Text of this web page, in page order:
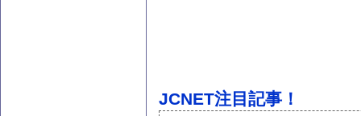
JCNET注目記事！